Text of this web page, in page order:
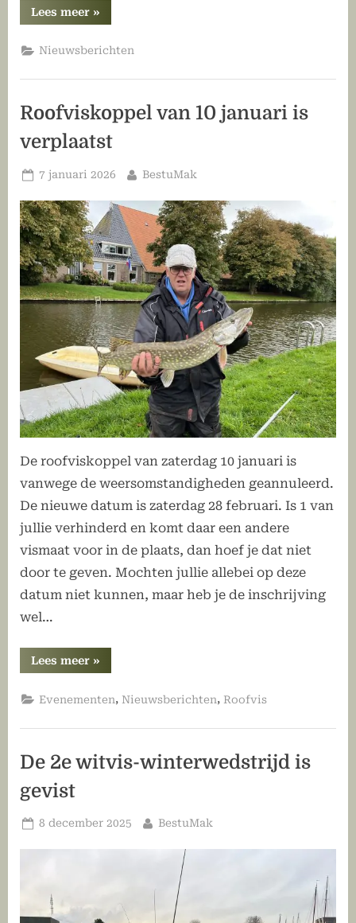
Lees meer“Informatie
over
digitale
Fiskfergunning”
»
Nieuwsberichten
Roofviskoppel van 10 januari is
verplaatst
Geplaatst
7 januari 2026 Door
BestuMak
De roofviskoppel van zaterdag 10 januari is
vanwege de weersomstandigheden geannuleerd.
De nieuwe datum is zaterdag 28 februari. Is 1 van
jullie verhinderd en komt daar een andere
vismaat voor in de plaats, dan hoef je dat niet
door te geven. Mochten jullie allebei op deze
datum niet kunnen, maar heb je de inschrijving
wel…
Lees meer“Roofviskoppel
van
januari
is
»
Evenementen, Nieuwsberichten, Roofvis
De 2e witvis-winterwedstrijd is
gevist
Geplaatst
8 december 2025 Door
BestuMak